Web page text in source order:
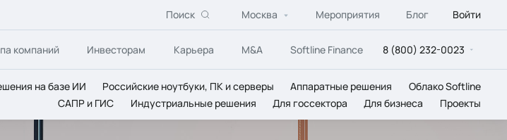
Поиск Москва Мероприятия Блог Войти
компаний Инвесторам Карьера M&A Softline Finance 8 (800) 232-0023
на базе ИИ Российские ноутбуки, ПК и серверы Аппаратные решения
Облако Softline
САПР и ГИС
Индустриальные решения Для госсектора Для бизнеса Проекты